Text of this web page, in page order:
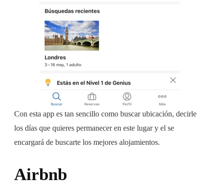
Con esta app es tan sencillo como buscar ubicación, decirle
los días que quieres permanecer en este lugar y el se
encargará de buscarte los mejores alojamientos.
Airbnb